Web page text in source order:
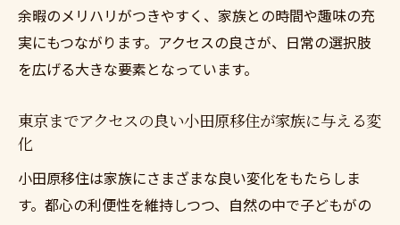
余暇のメリハリがつきやすく、家族との時間や趣味の充
実にもつながります。アクセスの良さが、日常の選択肢
を広げる大きな要素となっています。
東京までアクセスの良い小田原移住が家族に与える変
化
小田原移住は家族にさまざまな良い変化をもたらしま
す。都心の利便性を維持しつつ、自然の中で子どもがの